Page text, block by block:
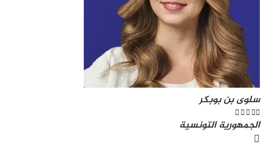
سلوى بن بوبكر
   
الجمهورية التونسية